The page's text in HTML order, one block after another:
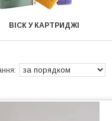
ВІСК У КАРТРИДЖІ